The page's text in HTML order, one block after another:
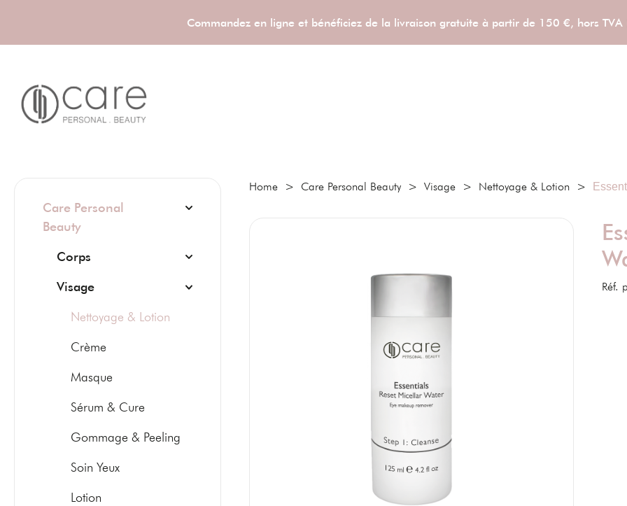
Commandez en ligne et bénéficiez de la livraison gratuite à partir de 150 €, hors TVA
Care Personal
Beauty
Corps
Visage
Nettoyage & Lotion
Crème
Masque
Sérum & Cure
Gommage & Peeling
Soin Yeux
Lotion
Home > Care Personal Beauty > Visage > Nettoyage & Lotion >
Réf.